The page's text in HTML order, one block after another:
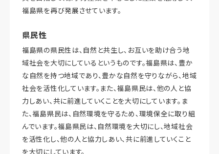
福島県を再び発展させています。
県民性
福島県の県民性は、自然と共生し、お互いを助け合う地
域社会を大切にしているというものです。福島県は、豊か
な自然を持つ地域であり、豊かな自然を守りながら、地域
社会を活性化しています。また、福島県民は、他の人と協
力しあい、共に前進していくことを大切にしています。ま
た、福島県民は、自然環境を守るため、環境保全に取り組
んでいます。福島県民は、自然環境を大切にし、地域社会
を活性化し、他の人と協力しあい、共に前進していくこと
を大切にしています。